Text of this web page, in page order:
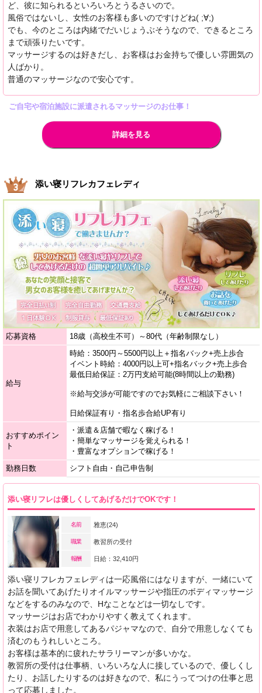
ど、彼に知られるといろいろとうるさいので。
風俗ではないし、女性のお客様も多いのですけどね( ;∀;)
でも、今のところは内緒でだいじょうぶそうなので、できるところ
まで頑張りたいです。
マッサージするのは好きだし、お客様はお金持ちで優しい雰囲気の
人ばかり。
普通のマッサージなので安心です。
ご自宅や宿泊施設に派遣されるマッサージのお仕事！
詳細を見る
添い寝リフレカフェレディ
応募資格 18歳（高校生不可）～80代（年齢制限なし）
給与
時給：3500円～5500円以上＋指名バック+売上歩合
イベント時給：4000円以上可+指名バック+売上歩合
最低日給保証：2万円支給可能(8時間以上の勤務)
※給与交渉が可能ですのでお気軽にご相談下さい！
日給保証有り・指名歩合給UP有り
おすすめポイン
ト
・派遣＆店舗で暇なく稼げる！
・簡単なマッサージを覚えられる！
・豊富なオプションで稼げる！
勤務日数
シフト自由・自己申告制
添い寝リフレは優しくしてあげるだけでOKです！
名前 雅恵(24)
職業 教習所の受付
報酬 日給：32,410円
添い寝リフレカフェレディは一応風俗にはなりますが、一緒にいて
お話を聞いてあげたりオイルマッサージや指圧のボディマッサージ
などをするのみなので、Hなことなどは一切なしです。
マッサージはお店でわかりやすく教えてくれます。
衣装はお店で用意してあるパジャマなので、自分で用意しなくても
済むのもうれしいところ。
お客様は基本的に疲れたサラリーマンが多いかな。
教習所の受付は仕事柄、いろいろな人に接しているので、優しくし
たり、お話したりするのは好きなので、私にうってつけの仕事と思
って応募しました。